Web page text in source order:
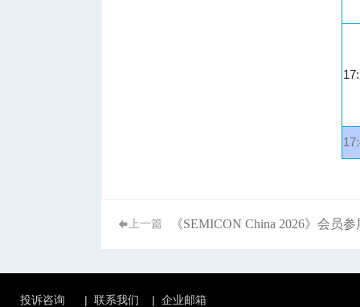
上一篇 《SEMICON China 2026》会员
投诉咨询 | 联系我们 | 企业邮箱